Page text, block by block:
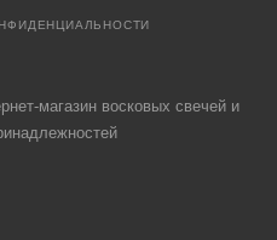
магазин восковых свечей и